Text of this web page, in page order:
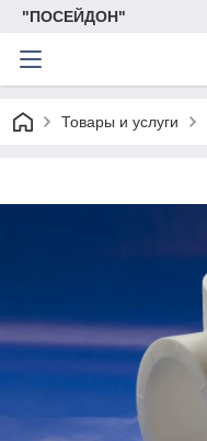
"ПОСЕЙДОН"
Товары и услуги